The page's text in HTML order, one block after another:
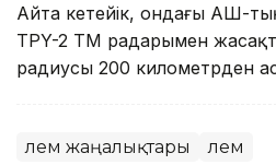
Айта кетейік, ондағы АҚШ-
TPY-2 TM радарымен
радиусы 200 километрден
Әлем жаңалықтары Әлем